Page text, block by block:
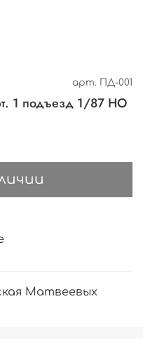
арт. ПД-001
1 подъезд 1/87 НО
Матвеевых